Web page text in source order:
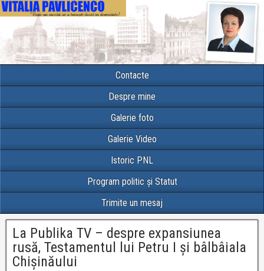
Contacte
Despre mine
Galerie foto
Galerie Video
Istoric PNL
Program politic și Statut
Trimite un mesaj
La Publika TV – despre expansiunea
rusă, Testamentul lui Petru I și bâlbâiala
Chișinăului